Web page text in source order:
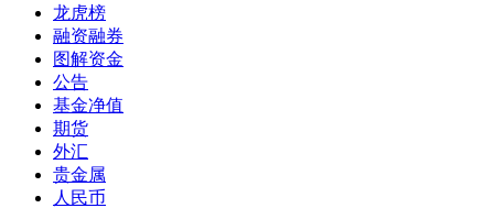
龙虎榜
融资融券
图解资金
公告
基金净值
期货
外汇
贵金属
人民币